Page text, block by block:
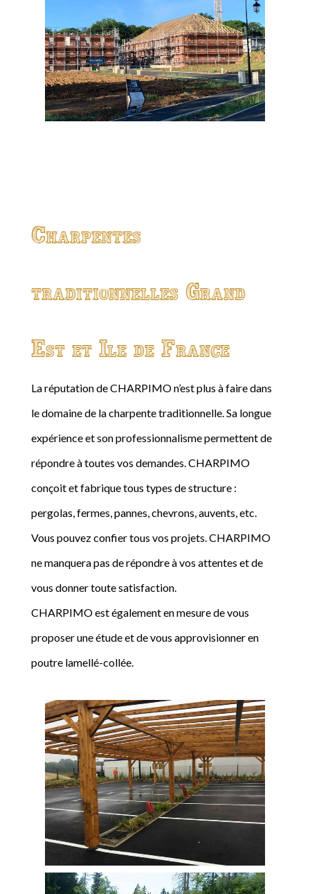
Charpentes
traditionnelles Grand
Est et Ile de France
La réputation de CHARPIMO n’est plus à faire dans
le domaine de la charpente traditionnelle. Sa longue
expérience et son professionnalisme permettent de
répondre à toutes vos demandes. CHARPIMO
conçoit et fabrique tous types de structure :
pergolas, fermes, pannes, chevrons, auvents, etc.
Vous pouvez confier tous vos projets. CHARPIMO
ne manquera pas de répondre à vos attentes et de
vous donner toute satisfaction.
CHARPIMO est également en mesure de vous
proposer une étude et de vous approvisionner en
poutre lamellé-collée.